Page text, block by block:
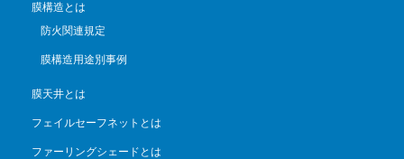
膜構造とは
防火関連規定
膜構造用途別事例
膜天井とは
フェイルセーフネットとは
ファーリングシェードとは